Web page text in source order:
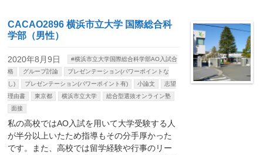
CACAO2896 横浜市立大学 国際総合科
学部（男性）
2020年8月9日
#横浜市立大学国際総合科学部AO入試合
格
グループ討論
プレゼンテーション(パワーポイントな
し)
プレゼンテーション(パワーポイント有) 小論文
志望
理由書
東京都 横浜市立大学
総合型選抜オンライン塾
面接
私の高校ではAO入試を用いて大学受験する人
が半分以上いたため指導もその分手厚かった
です。また、高校では留学経験や行事のリー